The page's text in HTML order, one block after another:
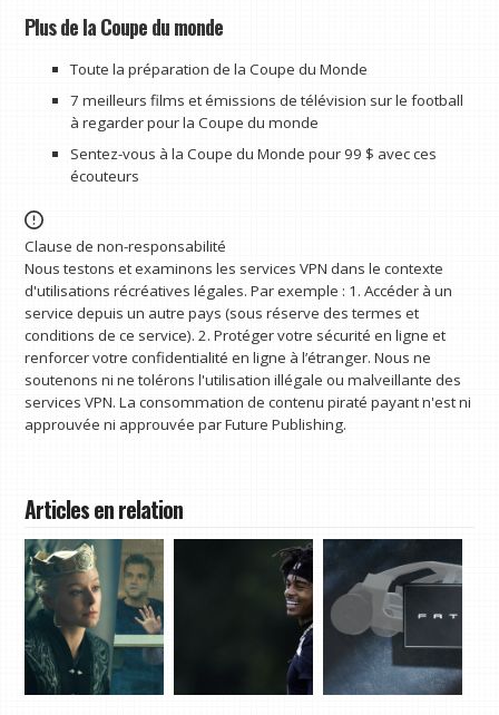
Plus de la Coupe du monde
Toute la préparation de la Coupe du Monde
7 meilleurs films et émissions de télévision sur le football
à regarder pour la Coupe du monde
Sentez-vous à la Coupe du Monde pour 99 $ avec ces
écouteurs
Clause de non-responsabilité
Nous testons et examinons les services VPN dans le contexte
d'utilisations récréatives légales. Par exemple : 1. Accéder à un
service depuis un autre pays (sous réserve des termes et
conditions de ce service). 2. Protéger votre sécurité en ligne et
renforcer votre confidentialité en ligne à l’étranger. Nous ne
soutenons ni ne tolérons l'utilisation illégale ou malveillante des
services VPN. La consommation de contenu piraté payant n'est ni
approuvée ni approuvée par Future Publishing.
Articles en relation